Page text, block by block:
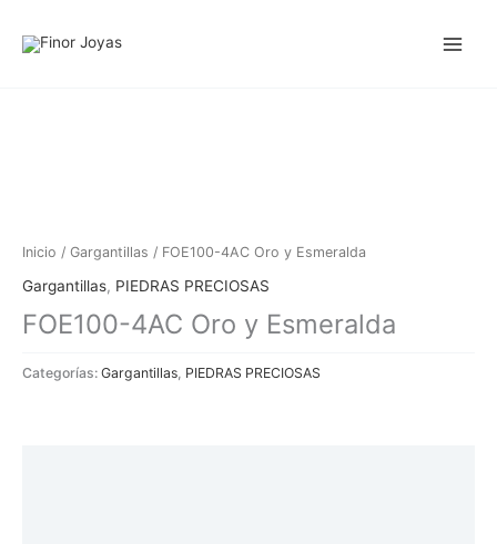
Inicio / Gargantillas / FOE100-4AC Oro y Esmeralda
Gargantillas, PIEDRAS PRECIOSAS
FOE100-4AC Oro y Esmeralda
Categorías: Gargantillas PIEDRAS PRECIOSAS